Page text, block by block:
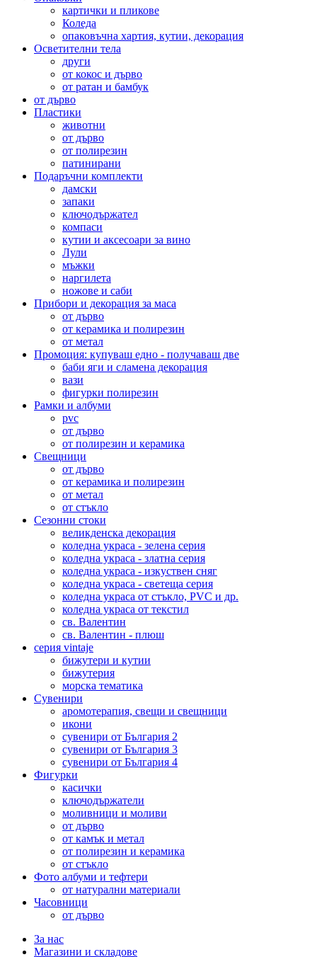
картички и пликове
Коледа
опаковъчна хартия, кутии, декорация
Осветителни тела
други
от кокос и дърво
от ратан и бамбук
от дърво
Пластики
животни
от дърво
от полирезин
патинирани
Подаръчни комплекти
дамски
запаки
ключодържател
компаси
кутии и аксесоари за вино
Лули
мъжки
наргилета
ножове и саби
Прибори и декорация за маса
от дърво
от керамика и полирезин
от метал
Промоция: купуваш едно - получаваш две
баби яги и сламена декорация
вази
фигурки полирезин
Рамки и албуми
pvc
от дърво
от полирезин и керамика
Свещници
от дърво
от керамика и полирезин
от метал
от стъкло
Сезонни стоки
великденска декорация
коледна украса - зелена серия
коледна украса - златна серия
коледна украса - изкуствен сняг
коледна украса - светеща серия
коледна украса от стъкло, PVC и др.
коледна украса от текстил
св. Валентин
св. Валентин - плюш
серия vintaje
бижутери и кутии
бижутерия
морска тематика
Сувенири
аромотерапия, свещи и свещници
икони
сувенири от България 2
сувенири от България 3
сувенири от България 4
Фигурки
касички
ключодържатели
моливници и моливи
от дърво
от камък и метал
от полирезин и керамика
от стъкло
Фото албуми и тефтери
от натурални материали
Часовници
от дърво
За нас
Магазини и складове